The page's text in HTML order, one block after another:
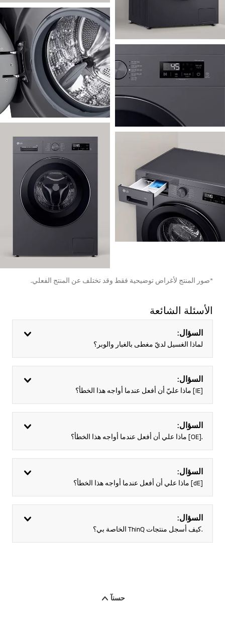
*صور المنتج لأغراض توضيحية فقط وقد تختلف عن المنتج الفعلي.
الأسئلة الشائعة
السؤال:
لماذا الغسيل لديّ مغطى بالغبار والوبر؟
السؤال:
[IE] ماذا عليّ أن أفعل عندما أواجه هذا الخطأ؟
السؤال:
.[OE] ماذا علي أن أفعل عندما أواجه هذا الخطأ؟
السؤال:
[dE] ماذا علي أن أفعل عندما أواجه هذا الخطأ؟
السؤال:
.كيف أسجل منتجات ThinQ الخاصة بي؟
حسنآ